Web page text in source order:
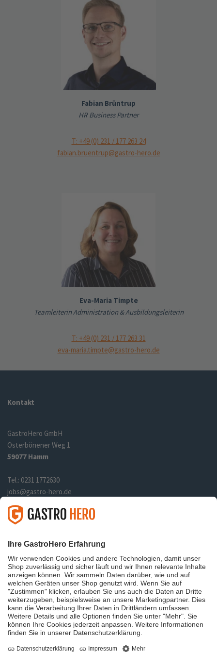
Fabian Brüntrup
HR Business Partner
T: +49 (0) 231 / 177 263 24
fabian.bruentrup@gastro-hero.de
Eva-Maria Timpte
Teamleiterin Administration & Ausbildungsleiterin
T: +49 (0) 231 / 177 263 31
eva-maria.timpte@gastro-hero.de
Kontakt
GastroHero GmbH
Osterbönener Weg 1
59077 Hamm
Tel.: 0231 1772630
jobs@gastro-hero.de
Über uns
Datenschutz
Impressum
Shop
Folge uns